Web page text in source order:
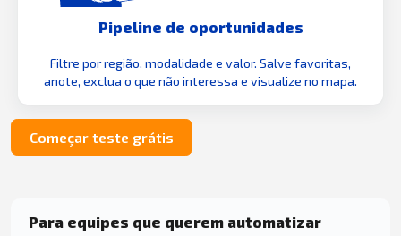
Pipeline de oportunidades
Filtre por região, modalidade e valor. Salve favoritas,
anote, exclua o que não interessa e visualize no mapa.
Começar teste grátis
Para equipes que querem automatizar